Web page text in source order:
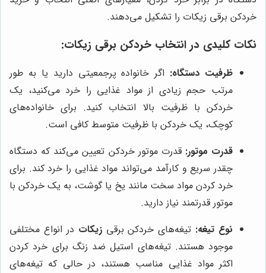
خردکن برقی زیکات را تشکیل می‌دهند.
نکات کلیدی در انتخاب خردکن برقی زیکات:
ظرفیت دستگاه: اگر خانواده پرجمعیتی دارید یا به طور
مرتب حجم زیادی از مواد غذایی را خرد می‌کنید، یک
خردکن با ظرفیت بالا انتخاب کنید. برای خانواده‌های
کوچک، یک خردکن با ظرفیت متوسط ​​کافی است.
قدرت موتور: قدرت موتور خردکن تعیین می‌کند که دستگاه
چقدر سریع و کارآمد می‌تواند مواد غذایی را خرد کند. برای
خرد کردن مواد سخت مانند یخ یا گوشت، به یک خردکن با
موتور قدرتمند نیاز دارید.
نوع تیغه: تیغه‌های خردکن برقیزیکات در انواع مختلفی
موجود هستند. تیغه‌های استیل ضد زنگ برای خرد کردن
اکثر مواد غذایی مناسب هستند، در حالی که تیغه‌های